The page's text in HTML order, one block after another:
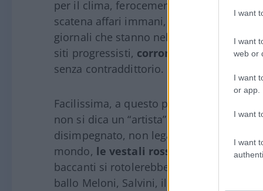
I want
I want
web or
I want
or app.
I want
I want
per il clima, ferocemente attaccato ai
scatena affari immani, non fiata.
giornali che stanno nell’alone del
siti progressisti, corrono al cospetto del
senza contraddittorio.
Facilissima, a questo punto, la
non si dica un “artista” di destra,
disimpegnato, non legato agli ingaggi e
mondo, le vestali rosse si
baccanti si rotolerebbero in terra,
ballo Meloni, Salvini, il delitto Matteotti,